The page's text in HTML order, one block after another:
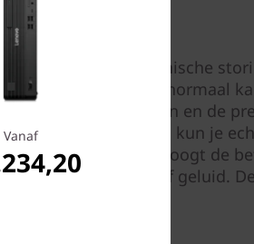
oorzaak van mechanische
een werkplaats of een normaal
kan stof zich ophopen en de
stofbescherming kun je
stof filteren. Dit verhoogt de
voor temperatuur of geluid.
Vanaf